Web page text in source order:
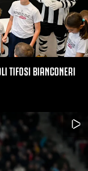
TIFOSI BIANCONERI